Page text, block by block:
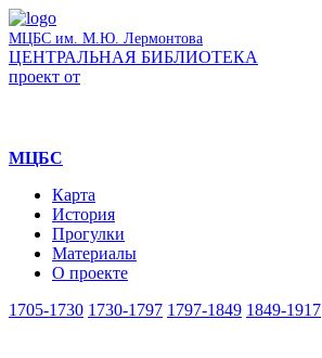
МЦБС им. М.Ю. Лермонтова
ЦЕНТРАЛЬНАЯ БИБЛИОТЕКА
проект от
МЦБС
Карта
История
Прогулки
Материалы
О проекте
1705-1730 1730-1797 1797-1849 1849-1917